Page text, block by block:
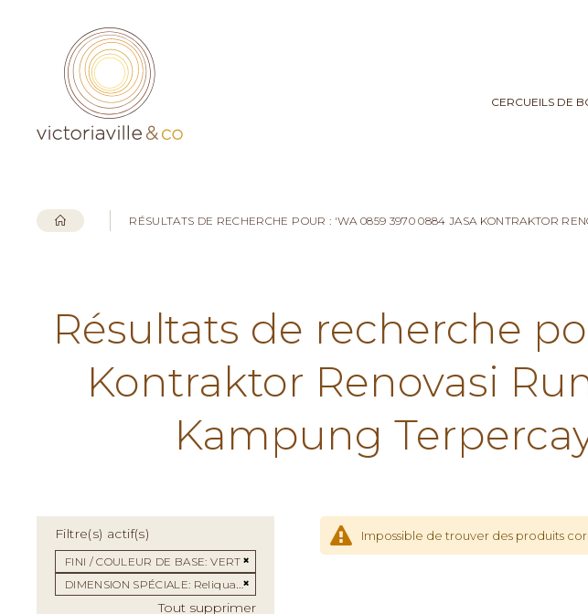
CERCUEILS DE
RÉSULTATS DE RECHERCHE POUR : 'WA 0859 3970 0884 JASA KONTRAKTOR
Résultats de recherche
Kontraktor Renovasi
Kampung
Impossible de trouver des produits
Filtre(s) actif(s)
FINI / COULEUR DE BASE VERT
Supprimer cet Élément
DIMENSION SPÉCIALE Reliquaire
Tout supprimer